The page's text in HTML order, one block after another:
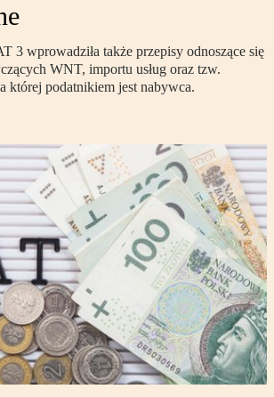
3 wprowadziła także przepisy odnoszące się
WNT, importu usług oraz tzw.
której podatnikiem jest nabywca.